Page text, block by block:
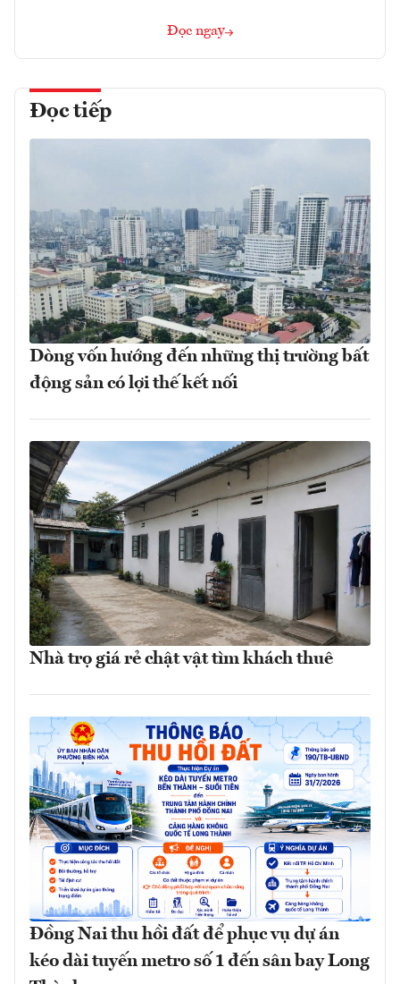
Đọc ngay
Đọc tiếp
Dòng vốn hướng đến những thị trường bất
động sản có lợi thế kết nối
Nhà trọ giá rẻ chật vật tìm khách thuê
Đồng Nai thu hồi đất để phục vụ dự án
kéo dài tuyến metro số 1 đến sân bay Long